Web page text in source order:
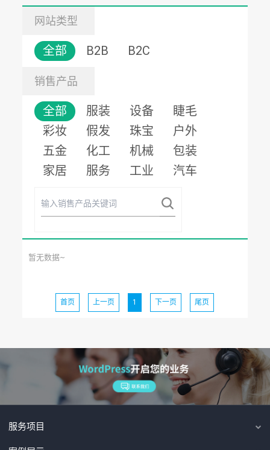
网站类型
全部 B2B B2C
销售产品
全部 服装 设备
睫毛
彩妆
假发 珠宝
户外
五金
化工 机械
包装
家居
服务 工业 汽车
暂无数据~
首页 上一页 1 下一页 尾页
服务项目